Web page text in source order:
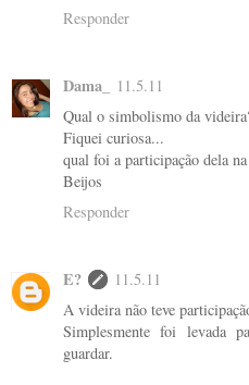
Responder
Dama_
11.5.11
Qual o simbolismo da
Fiquei curiosa...
qual foi a participação dela
Beijos
Responder
E?
11.5.11
A videira não teve
Simplesmente foi levada
guardar.